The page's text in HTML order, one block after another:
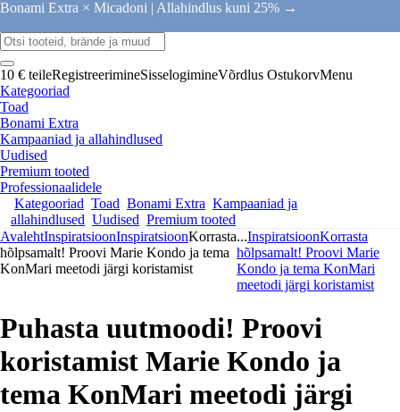
Bonami Extra × Micadoni | Allahindlus kuni 25% →
10 € teileRegistreerimineSisselogimineVõrdlus OstukorvMenu
Kategooriad
Toad
Bonami Extra
Kampaaniad ja allahindlused
Uudised
Premium tooted
Professionaalidele
Kategooriad Toad Bonami Extra Kampaaniad ja
allahindlused Uudised Premium tooted
AvalehtInspiratsioonInspiratsioonKorrasta
hõlpsamalt! Proovi Marie Kondo ja tema
KonMari meetodi järgi koristamist
...InspiratsioonKorrasta
hõlpsamalt! Proovi Marie
Kondo ja tema KonMari
meetodi järgi koristamist
Puhasta uutmoodi! Proovi
koristamist Marie Kondo ja
tema KonMari meetodi järgi